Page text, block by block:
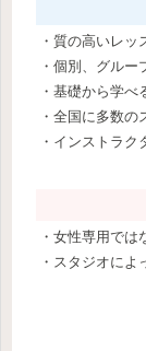
・質の高いレッ
・個別、グル
・基礎から学
・全国に多数
・インストラ
・女性専用では
・スタジオに